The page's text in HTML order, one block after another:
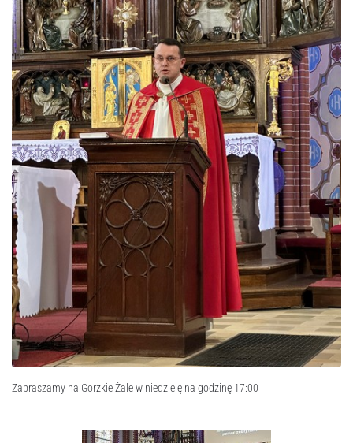
Zapraszamy na Gorzkie Żale w niedzielę na godzinę 17:00